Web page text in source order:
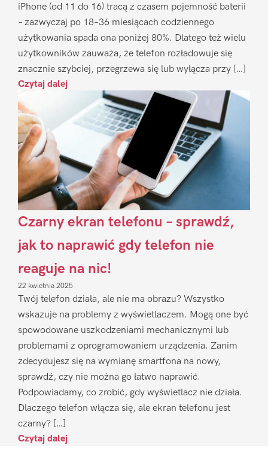
iPhone (od 11 do 16) tracą z czasem pojemność baterii
– zazwyczaj po 18–36 miesiącach codziennego
użytkowania spada ona poniżej 80%. Dlatego też wielu
użytkowników zauważa, że telefon rozładowuje się
znacznie szybciej, przegrzewa się lub wyłącza przy […]
Czytaj dalej
Czarny ekran telefonu – sprawdź,
jak to naprawić gdy telefon nie
reaguje na nic!
22 kwietnia 2025
Twój telefon działa, ale nie ma obrazu? Wszystko
wskazuje na problemy z wyświetlaczem. Mogą one być
spowodowane uszkodzeniami mechanicznymi lub
problemami z oprogramowaniem urządzenia. Zanim
zdecydujesz się na wymianę smartfona na nowy,
sprawdź, czy nie można go łatwo naprawić.
Podpowiadamy, co zrobić, gdy wyświetlacz nie działa.
Dlaczego telefon włącza się, ale ekran telefonu jest
czarny? […]
Czytaj dalej